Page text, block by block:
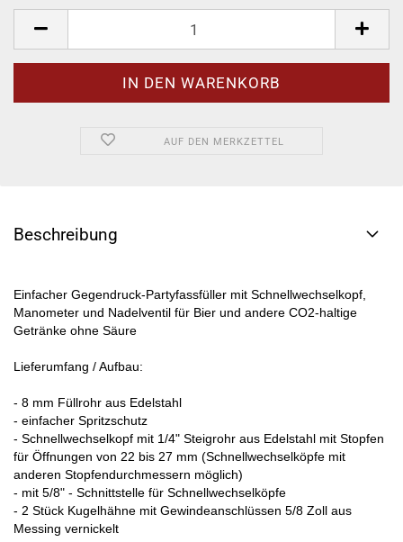
AUF DEN MERKZETTEL
Beschreibung
Einfacher Gegendruck-Partyfassfüller mit Schnellwechselkopf,
Manometer und Nadelventil für Bier und andere CO2-haltige
Getränke ohne Säure
Lieferumfang / Aufbau:
- 8 mm Füllrohr aus Edelstahl
- einfacher Spritzschutz
- Schnellwechselkopf mit 1/4" Steigrohr aus Edelstahl mit Stopfen
für Öffnungen von 22 bis 27 mm (Schnellwechselköpfe mit
anderen Stopfendurchmessern möglich)
- mit 5/8" - Schnittstelle für Schnellwechselköpfe
- 2 Stück Kugelhähne mit Gewindeanschlüssen 5/8 Zoll aus
Messing vernickelt